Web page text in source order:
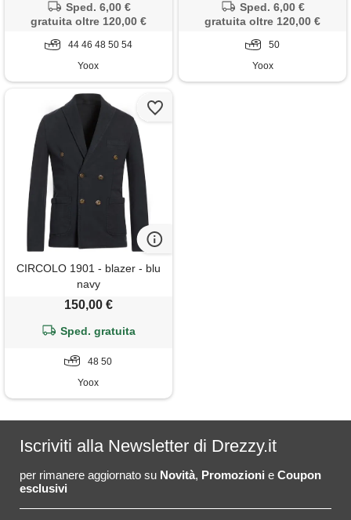
Sped. 6,00 €
gratuita oltre 120,00 €
44 46 48 50 54
Yoox
Sped. 6,00 €
gratuita oltre 120,00 €
50
Yoox
CIRCOLO 1901 - blazer - blu
navy
150,00 €
Sped. gratuita
48 50
Yoox
Iscriviti alla Newsletter di Drezzy.it
per rimanere aggiornato su Novità, Promozioni e Coupon
esclusivi